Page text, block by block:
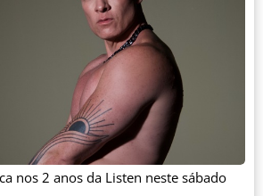
nos 2 anos da Listen neste sábado